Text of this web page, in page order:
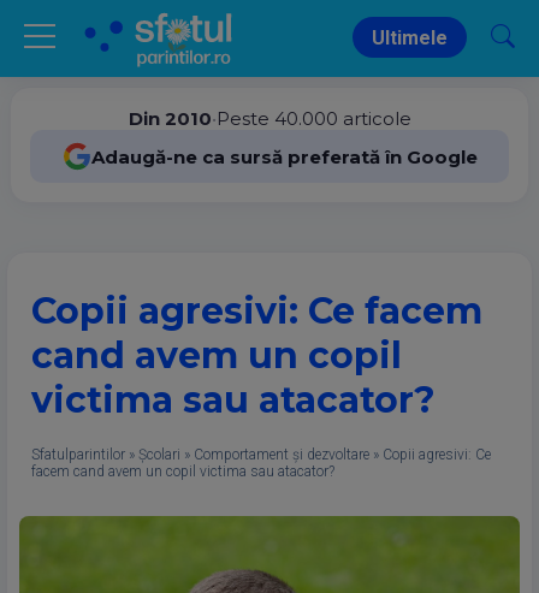
Ultimele
Din 2010•Peste 40.000 articole
Adaugă-ne ca sursă preferată în Google
Copii agresivi: Ce facem
cand avem un copil
victima sau atacator?
Sfatulparintilor » Școlari » Comportament și dezvoltare » Copii agresivi: Ce
facem cand avem un copil victima sau atacator?